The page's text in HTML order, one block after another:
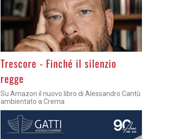
Trescore - Finché il silenzio
regge
Su Amazon il nuovo libro di Alessandro Cantù
ambientato a Crema